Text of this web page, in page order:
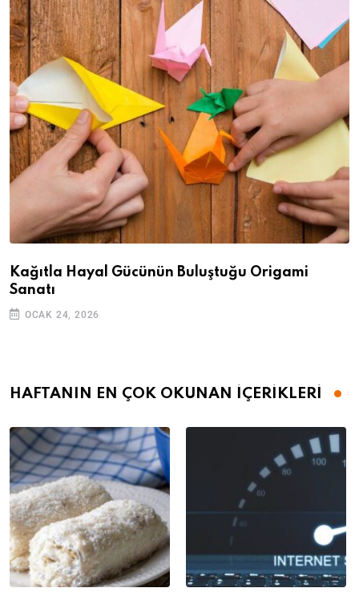
Kağıtla Hayal Gücünün Buluştuğu Origami
Sanatı
OCAK 24, 2026
HAFTANIN EN ÇOK OKUNAN İÇERİKLERİ